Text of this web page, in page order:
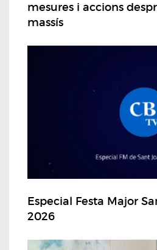
mesures i accions
massís
Especial Festa Major
2026